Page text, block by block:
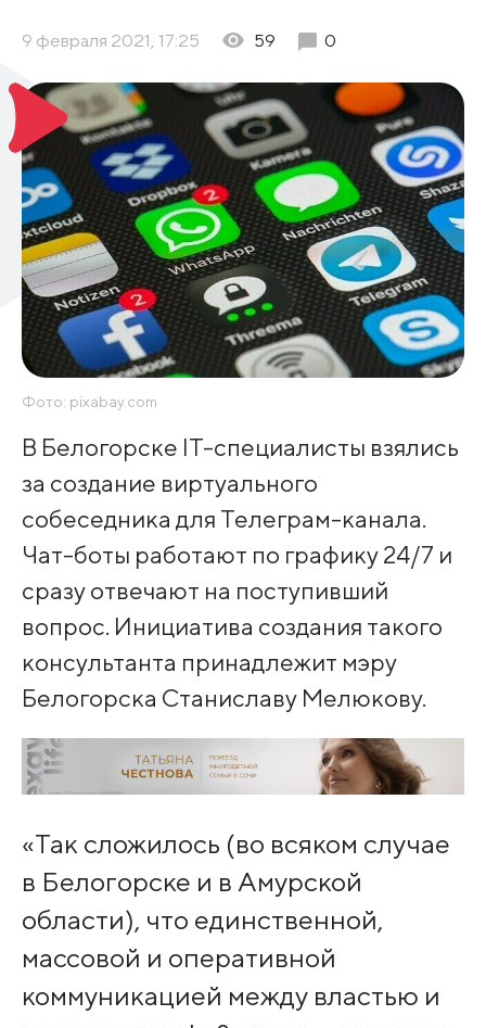
9 февраля 2021, 17:25 59 0
Фото: pixabay.com
В Белогорске IT-специалисты взялись
за создание виртуального
собеседника для Телеграм-канала.
Чат-боты работают по графику 24/7 и
сразу отвечают на поступивший
вопрос. Инициатива создания такого
консультанта принадлежит мэру
Белогорска Станиславу Мелюкову.
«Так сложилось (во всяком случае
в Белогорске и в Амурской
области), что единственной,
массовой и оперативной
коммуникацией между властью и